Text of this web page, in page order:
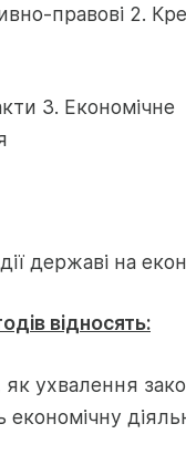
правові 2.
3. Економічне
державі на
відносять:
як ухвалення